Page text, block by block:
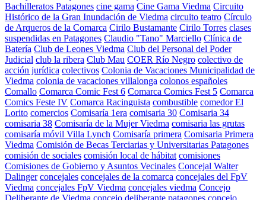
Bachilleratos Patagones cine gama Cine Gama Viedma Circuito
Histórico de la Gran Inundación de Viedma circuito teatro Círculo
de Arqueros de la Comarca Cirilo Bustamante Cirilo Torres clases
suspendidas en Patagones Claudio "Tano" Marciello Clínica de
Batería Club de Leones Viedma Club del Personal del Poder
Judicial club la ribera Club Mau COER Río Negro colectivo de
acción jurídica colectivos Colonia de Vacaciones Municipalidad de
Viedma colonia de vacaciones villalonga colonos españoles
Comallo Comarca Comic Fest 6 Comarca Comics Fest 5 Comarca
Comics Feste IV Comarca Racinguista combustible comedor El
Lorito comercios Comisaría 1era comisaria 30 Comisaria 34
comisaria 38 Comisaría de la Mujer Viedma comisaria las grutas
comisaría móvil Villa Lynch Comisaría primera Comisaria Primera
Viedma Comisión de Becas Terciarias y Universitarias Patagones
comisión de sociales comisión local de hábitat comisiones
Comisiones de Gobierno y Asuntos Vecinales Concejal Walter
Dalinger concejales concejales de la comarca concejales del FpV
Viedma concejales FpV Viedma concejales viedma Concejo
Deliberante de Viedma concejo deliberante patagones concejo